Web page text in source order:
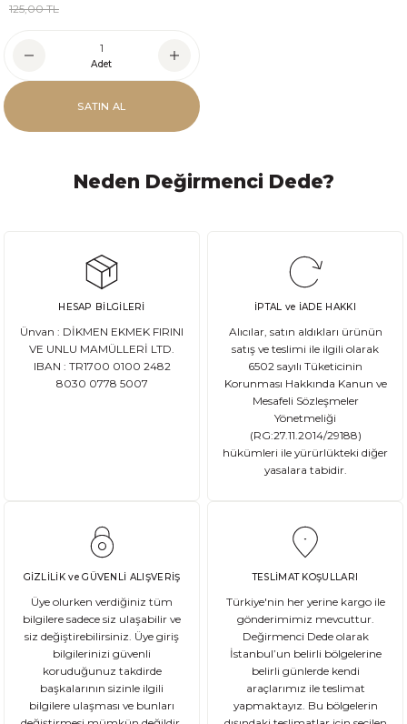
125,00 TL
Adet
SATIN AL
Neden Değirmenci Dede?
HESAP BİLGİLERİ
Ünvan : DİKMEN EKMEK FIRINI
VE UNLU MAMÜLLERİ LTD.
IBAN : TR1700 0100 2482
8030 0778 5007
İPTAL ve İADE HAKKI
Alıcılar, satın aldıkları ürünün
satış ve teslimi ile ilgili olarak
6502 sayılı Tüketicinin
Korunması Hakkında Kanun ve
Mesafeli Sözleşmeler
Yönetmeliği
(RG:27.11.2014/29188)
hükümleri ile yürürlükteki diğer
yasalara tabidir.
GİZLİLİK ve GÜVENLİ ALIŞVERİŞ
Üye olurken verdiğiniz tüm
bilgilere sadece siz ulaşabilir ve
siz değiştirebilirsiniz. Üye giriş
bilgilerinizi güvenli
koruduğunuz takdirde
başkalarının sizinle ilgili
bilgilere ulaşması ve bunları
TESLİMAT KOŞULLARI
Türkiye'nin her yerine kargo ile
gönderimimiz mevcuttur.
Değirmenci Dede olarak
İstanbul’un belirli bölgelerine
belirli günlerde kendi
araçlarımız ile teslimat
yapmaktayız. Bu bölgelerin